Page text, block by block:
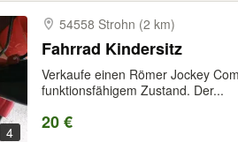
4
54558 Strohn (2 km)
Fahrrad Kindersitz
Verkaufe einen Römer Jockey
funktionsfähigem Zustand. Der...
20 €